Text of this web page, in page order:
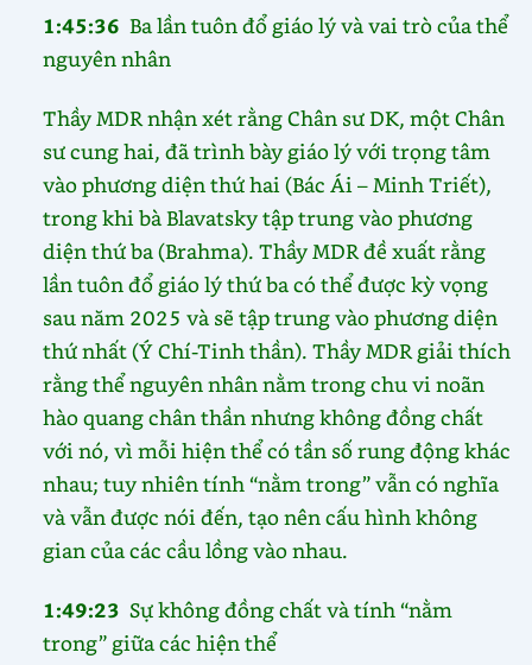
1:45:36Ba lần tuôn đổ giáo lý và vai trò của thể
nguyên nhân
Thầy MDR nhận xét rằng Chân sư DK, một Chân
sư cung hai, đã trình bày giáo lý với trọng tâm
vào phương diện thứ hai (Bác Ái – Minh Triết),
trong khi bà Blavatsky tập trung vào phương
diện thứ ba (Brahma). Thầy MDR đề xuất rằng
lần tuôn đổ giáo lý thứ ba có thể được kỳ vọng
sau năm 2025 và sẽ tập trung vào phương diện
thứ nhất (Ý Chí-Tinh thần). Thầy MDR giải thích
rằng thể nguyên nhân nằm trong chu vi noãn
hào quang chân thần nhưng không đồng chất
với nó, vì mỗi hiện thể có tần số rung động khác
nhau; tuy nhiên tính “nằm trong” vẫn có nghĩa
và vẫn được nói đến, tạo nên cấu hình không
gian của các cầu lồng vào nhau.
1:49:23Sự không đồng chất và tính “nằm
trong” giữa các hiện thể